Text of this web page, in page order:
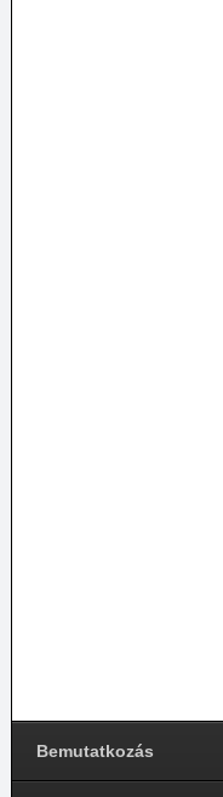
Bemutatkozás